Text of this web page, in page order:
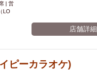
| 営
LO
店舗詳細
ピーカラオケ)